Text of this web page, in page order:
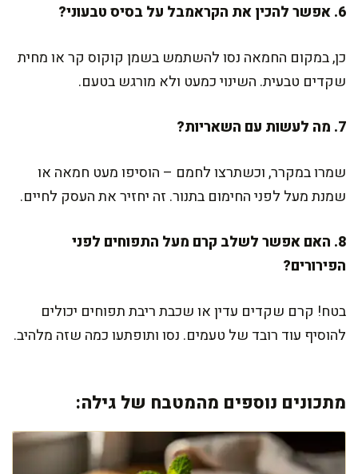
6. אפשר להכין את הקראמבל על בסיס טבעוני?
כן, במקום החמאה נסו להשתמש בשמן קוקוס קר או מחית
שקדים טבעית. השינוי כמעט ולא מורגש בטעם.
7. מה לעשות עם השאריות?
שמרו במקרר, וכשתרצו לחמם – הוסיפו מעט חמאה או
שמנת מעל לפני החימום בתנור. זה יחזיר את העסק לחיים.
8. האם אפשר לשלב קרם מעל התפוחים לפני
הפירורים?
בטח! קרם שקדים עדין או שכבת ריבת תפוחים יכולים
להוסיף עוד רובד של טעמים. נסו ותופתעו כמה שזה מלהיב.
מתכונים נוספים מהמטבח של גילה: